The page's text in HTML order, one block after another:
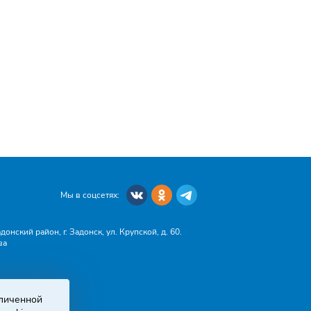
Мы в соцсетях:
район, г. Задонск, ул. Крупской, д. 60.